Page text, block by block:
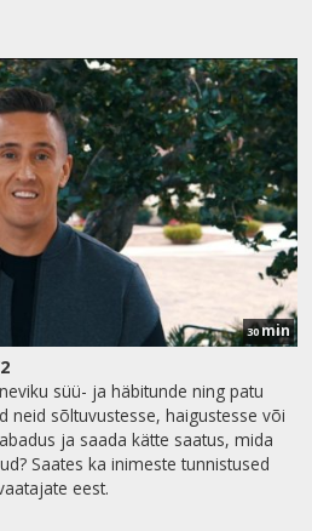
30min
süü- ja häbitunde ning patu
neid sõltuvustesse, haigustesse või
ja saada kätte saatus, mida
Saates ka inimeste tunnistused
eest.